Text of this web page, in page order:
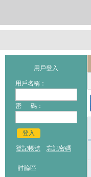
用戶登入
用戶名稱：
密 碼：
登入
登記帳號 忘記密碼
討論區